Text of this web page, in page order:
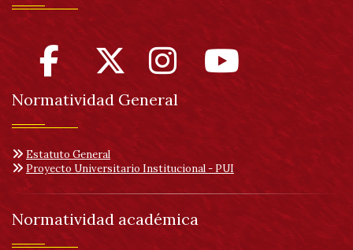
Normatividad General
Estatuto General
Proyecto Universitario Institucional - PUI
Normatividad académica